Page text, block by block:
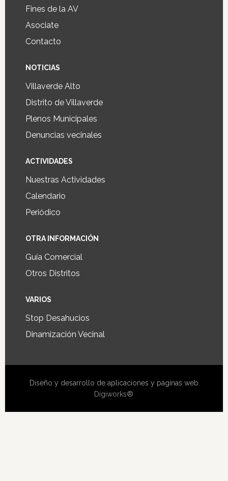
Fines de la AV
Asociate
Contacto
NOTICIAS
Villaverde Alto
Distrito de Villaverde
Plenos Municipales
Denuncias vecinales
ACTIVIDADES
Nuestras Actividades
Calendario
Periódico
OTRA INFORMACIÓN
Guía Comercial
Otros Distritos
VARIOS
Stop Desahucios
Dinamización Vecinal
Diseño y desarrollo de aplicaciones y páginas web
Digiworks®